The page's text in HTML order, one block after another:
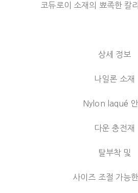
코듀로이 소재의 뾰족한 칼
상세 정보
나일론 소재
Nylon laqué
다운 충전재
탈부착 및
사이즈 조절 가능